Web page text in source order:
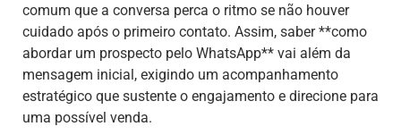
comum que a conversa perca o ritmo se não houver
cuidado após o primeiro contato. Assim, saber **como
abordar um prospecto pelo WhatsApp** vai além da
mensagem inicial, exigindo um acompanhamento
estratégico que sustente o engajamento e direcione para
uma possível venda.